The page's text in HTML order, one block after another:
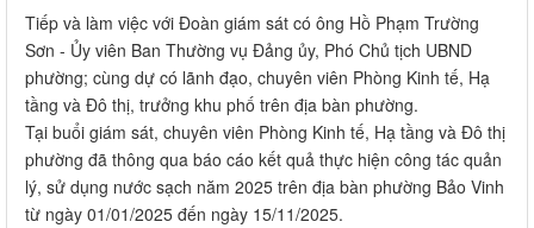
Tiếp và làm việc với Đoàn giám sát có ông Hồ Phạm Trường
Sơn - Ủy viên Ban Thường vụ Đảng ủy, Phó Chủ tịch UBND
phường; cùng dự có lãnh đạo, chuyên viên Phòng Kinh tế, Hạ
tầng và Đô thị, trưởng khu phố trên địa bàn phường.
Tại buổi giám sát, chuyên viên Phòng Kinh tế, Hạ tầng và Đô thị
phường đã thông qua báo cáo kết quả thực hiện công tác quản
lý, sử dụng nước sạch năm 2025 trên địa bàn phường Bảo Vinh
từ ngày 01/01/2025 đến ngày 15/11/2025.